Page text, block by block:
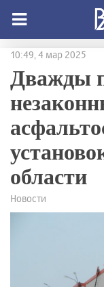
10:49, 4 мар 2025
Дважды
области
Новости